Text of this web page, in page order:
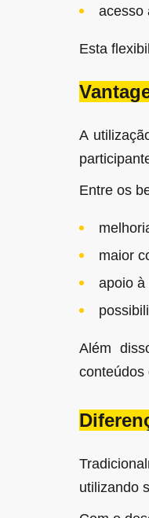
acesso
Esta
A
Entre os
maior
apoio à
Além
conteúdos
utilizando